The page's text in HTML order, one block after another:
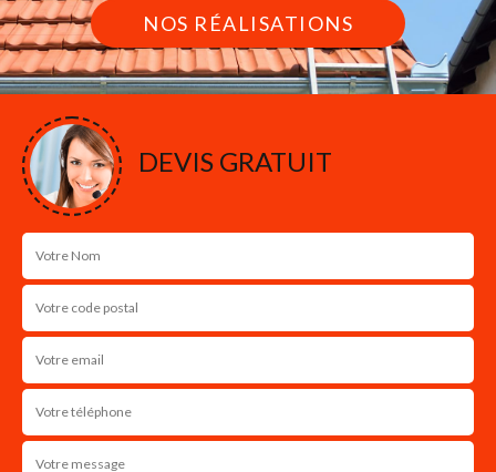
NOS RÉALISATIONS
DEVIS GRATUIT